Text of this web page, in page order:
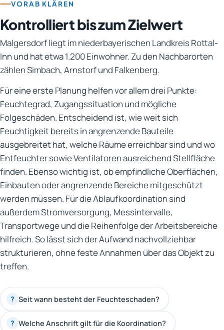
VORAB KLÄREN
Kontrolliert bis zum Zielwert
Malgersdorf liegt im niederbayerischen Landkreis Rottal-
Inn und hat etwa 1.200 Einwohner. Zu den Nachbarorten
zählen Simbach, Arnstorf und Falkenberg.
Für eine erste Planung helfen vor allem drei Punkte:
Feuchtegrad, Zugangssituation und mögliche
Folgeschäden. Entscheidend ist, wie weit sich
Feuchtigkeit bereits in angrenzende Bauteile
ausgebreitet hat, welche Räume erreichbar sind und wo
Entfeuchter sowie Ventilatoren ausreichend Stellfläche
finden. Ebenso wichtig ist, ob empfindliche Oberflächen,
Einbauten oder angrenzende Bereiche mitgeschützt
werden müssen. Für die Ablaufkoordination sind
außerdem Stromversorgung, Messintervalle,
Transportwege und die Reihenfolge der Arbeitsbereiche
hilfreich. So lässt sich der Aufwand nachvollziehbar
strukturieren, ohne feste Annahmen über das Objekt zu
treffen.
? Seit wann besteht der Feuchteschaden?
? Welche Anschrift gilt für die Koordination?